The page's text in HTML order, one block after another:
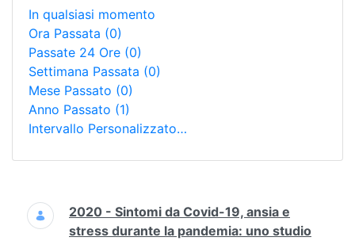
In qualsiasi momento
Ora Passata (0)
Passate 24 Ore (0)
Settimana Passata (0)
Mese Passato (0)
Anno Passato (1)
Intervallo Personalizzato…
Ricerca
2020 - Sintomi da Covid-19, ansia e
stress durante la pandemia: uno studio